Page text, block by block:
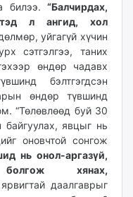
билээ. “Балчирдах,
тэд л ангид, хол
уйгагүй хүчин
сэтгэлгээ, таних
өндөр чадавх
бэлтгэгдсэн
өндөр түвшинд
“Төлөвлөөд буй 30
байгуулах, явцыг нь
оновчтой сонгож
нь онол-аргазүй,
хянах,
даалгаврыг